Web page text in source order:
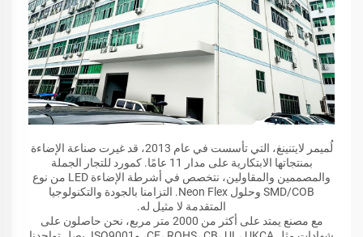
لُميمر لايتنينغ، التي تأسست في عام 2013، قد غيرت صناعة الإضاءة
بمنتجاتها الابتكارية على مدار 11 عامًا. كمورد للتجار الجملة
والمصممين والمقاولين، نتخصص في أشرطة الإضاءة LED من نوع
SMD/COB وحلول Neon Flex. التزامنا بالجودة والتكنولوجيا
المتقدمة لا مثيل له.
مع مصنع يمتد على أكثر من 2000 متر مربع، نحن حاصلون على